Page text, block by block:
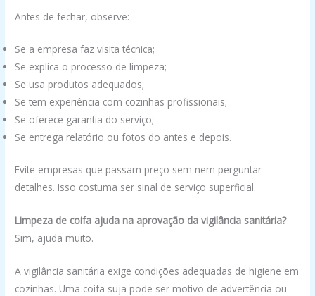
Antes de fechar, observe:
Se a empresa faz visita técnica;
Se explica o processo de limpeza;
Se usa produtos adequados;
Se tem experiência com cozinhas profissionais;
Se oferece garantia do serviço;
Se entrega relatório ou fotos do antes e depois.
Evite empresas que passam preço sem nem perguntar
detalhes. Isso costuma ser sinal de serviço superficial.
Limpeza de coifa ajuda na aprovação da vigilância sanitária?
Sim, ajuda muito.
A vigilância sanitária exige condições adequadas de higiene em
cozinhas. Uma coifa suja pode ser motivo de advertência ou